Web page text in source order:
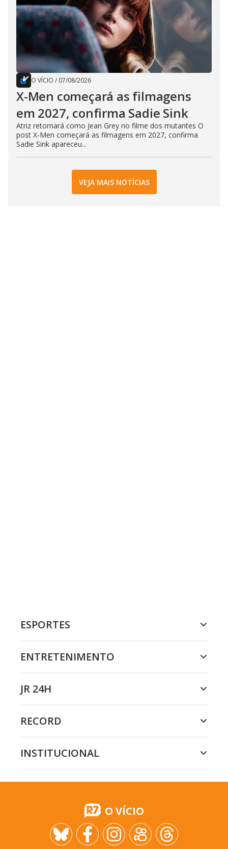
O VÍCIO / 07/08/2026
X-Men começará as filmagens
em 2027, confirma Sadie Sink
Atriz retornará como Jean Grey no filme dos mutantes O
post X-Men começará as filmagens em 2027, confirma
Sadie Sink apareceu...
VEJA MAIS NOTÍCIAS
ESPORTES
ENTRETENIMENTO
JR 24H
RECORD
INSTITUCIONAL
O VÍCIO